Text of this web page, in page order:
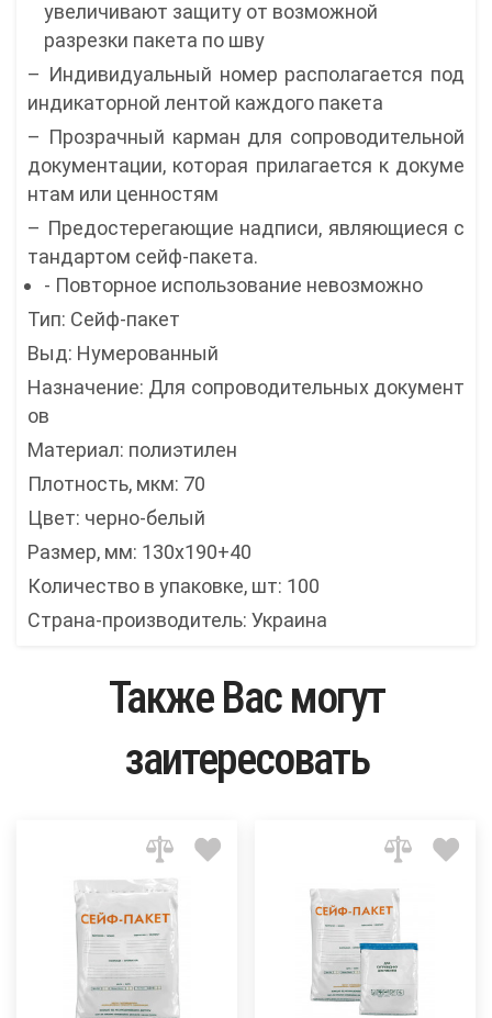
увеличивают защиту от возможной
разрезки пакета по шву
– Индивидуальный номер располагается под
индикаторной лентой каждого пакета
– Прозрачный карман для сопроводительной
документации, которая прилагается к докуме
нтам или ценностям
– Предостерегающие надписи, являющиеся с
тандартом сейф-пакета.
- Повторное использование невозможно
Тип: Сейф-пакет
Выд: Нумерованный
Назначение: Для сопроводительных документ
ов
Материал: полиэтилен
Плотность, мкм: 70
Цвет: черно-белый
Размер, мм: 130х190+40
Количество в упаковке, шт: 100
Страна-производитель: Украина
Также Вас могут
заитересовать